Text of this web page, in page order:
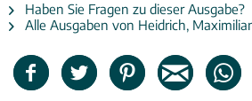
Haben Sie Fragen zu dieser Ausgabe?
Alle Ausgaben von Heidrich,